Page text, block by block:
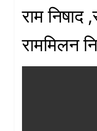
राम निषाद
राममिलन